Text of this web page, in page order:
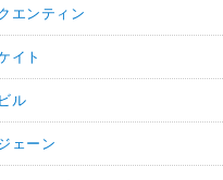
エンティン
イト
ビル
ェーン